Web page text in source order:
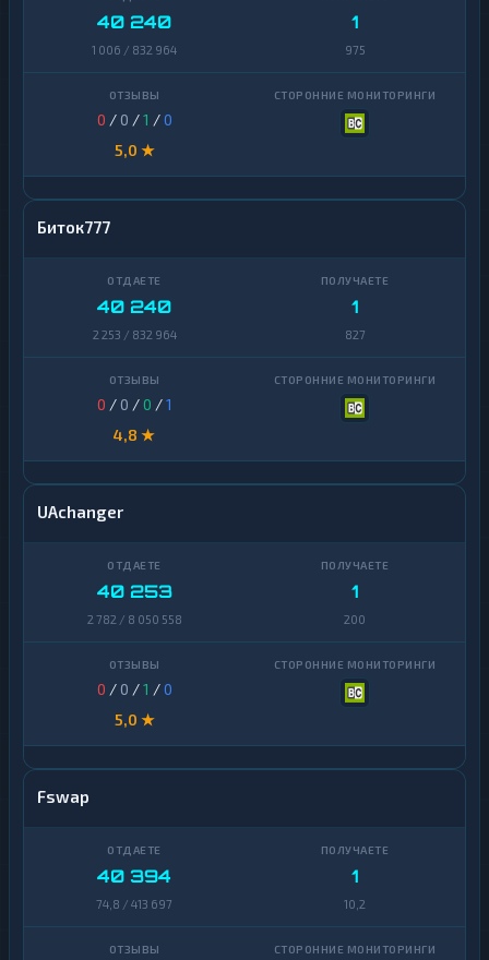
40 240
1 006 / 832 964
1
975
0 / 0 /1 /0
5,0 ★
Биток777
40 240
2 253 / 832 964
1
827
0 / 0 /0 /1
4,8 ★
UAchanger
40 253
2 782 / 8 050 558
1
200
0 / 0 /1 /0
5,0 ★
Fswap
40 394
74,8 / 413 697
1
10,2